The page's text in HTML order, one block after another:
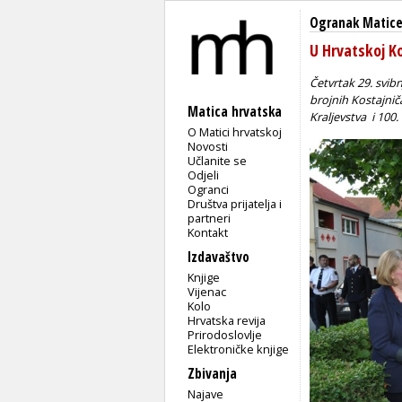
Matica hrvatska
O Matici hrvatskoj
Novosti
Učlanite se
Odjeli
Ogranci
Društva prijatelja i
partneri
Kontakt
Izdavaštvo
Knjige
Vijenac
Kolo
Hrvatska revija
Prirodoslovlje
Elektroničke knjige
Zbivanja
Najave
Ogranak
U Hrvatskoj
Četvrtak 29.
brojnih
Kraljevstva i